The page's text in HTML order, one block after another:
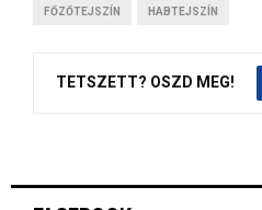
FŐZŐTEJSZÍN HABTEJSZÍN
TETSZETT? OSZD MEG!